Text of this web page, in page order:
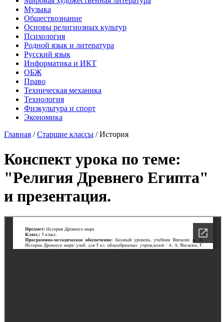
Музыка
Обществознание
Основы религиозных культур
Психология
Родной язык и литература
Русский язык
Информатика и ИКТ
ОБЖ
Право
Техническая механика
Технология
Физкультура и спорт
Экономика
Главная /Старшие классы /История
Конспект урока по теме:
"Религия Древнего Египта"
и презентация.